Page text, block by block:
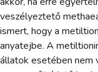
veszélyeztető
ismert, hogy a
anyatejbe. A
állatok esetében nem